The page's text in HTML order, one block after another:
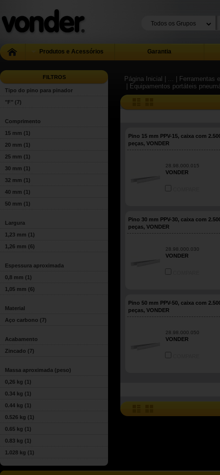
Produtos e Acessórios Garantia
FILTROS
Tipo do pino para pinador
"F" (7)
Comprimento
15 mm (1)
20 mm (1)
25 mm (1)
30 mm (1)
32 mm (1)
40 mm (1)
50 mm (1)
Largura
1,23 mm (1)
1,26 mm (6)
Espessura aproximada
0,8 mm (1)
1,05 mm (6)
Material
Aço carbono (7)
Acabamento
Zincado (7)
Massa aproximada (peso)
0,26 kg (1)
0.34 kg (1)
0.44 kg (1)
0.526 kg (1)
0.65 kg (1)
0.83 kg (1)
1.028 kg (1)
Página Inicial | ...
|
| Equipamentos portáteis
Pino 15 mm PPV-15, caixa com
peças, VONDER
28.98.000.015
VONDER
Pino 30 mm PPV-30, caixa com
peças, VONDER
28.98.000.030
VONDER
Pino 50 mm PPV-50, caixa com
peças, VONDER
28.98.000.050
VONDER